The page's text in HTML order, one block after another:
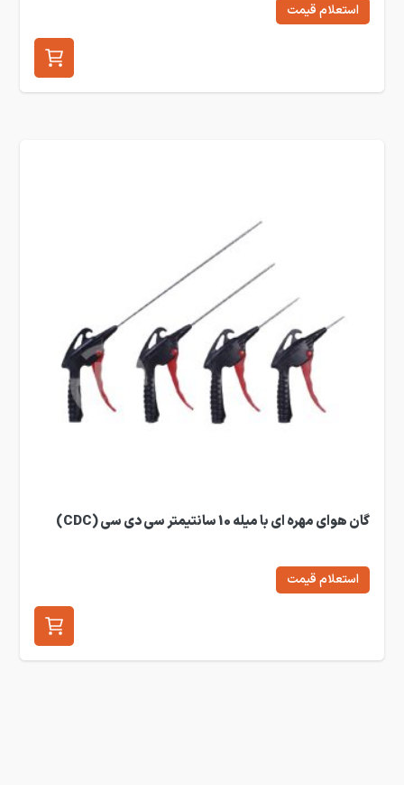
استعلام قیمت
گان هوای مهره ای با میله 10 سانتیمتر سی دی سی (CDC)
استعلام قیمت